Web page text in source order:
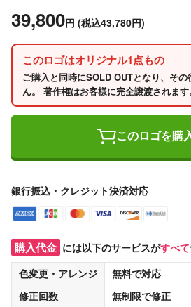
39,800円 (税込43,780円)
このロゴはオリジナル1点もの
ご購入と同時にSOLD OUTとなり、そ
ん。 著作権はお客様に完全譲渡されます
このロゴを購
銀行振込・クレジット決済対応
購入代金 には以下のサービスがすべて
色変更・アレンジ
無料で対応
修正回数
無制限で修正